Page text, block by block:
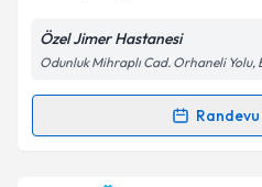
Kişisel verilerimin
Metni'ni okudum ve
kapsamda işlenmesini
Özel Jimer Hastanesi
Odunluk Mihraplı Cad. Orhaneli Yolu,
Randevu Takvimi